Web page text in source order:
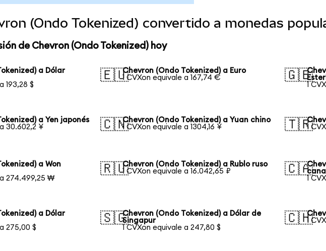
(Ondo Tokenized) convertido a monedas
de Chevron (Ondo Tokenized) hoy
a Dólar
193,28 $
🇪🇺Chevron (Ondo Tokenized) a Euro
1 CVXon equivale a 167,74 €
🇬🇧
1
a Yen japonés
30.602,2 ¥
🇨🇳Chevron (Ondo Tokenized) a Yuan chino
1 CVXon equivale a 1304,16 ¥
🇹🇷
1
a Won
a 274.499,25 ₩
🇷🇺Chevron (Ondo Tokenized) a Rublo ruso
1 CVXon equivale a 16.042,65 ₽
🇨🇦
1
a Dólar
275,00 $
🇸🇬Chevron (Ondo Tokenized) a Dólar de
Singapur
1 CVXon equivale a 247,80 $
🇨🇭
1